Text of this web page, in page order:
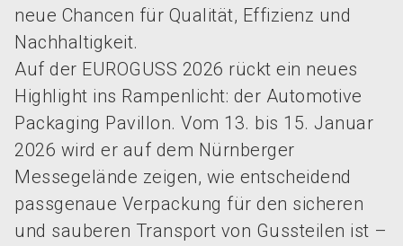
neue Chancen für Qualität, Effizienz und
Nachhaltigkeit.
Auf der EUROGUSS 2026 rückt ein neues
Highlight ins Rampenlicht: der Automotive
Packaging Pavillon. Vom 13. bis 15. Januar
2026 wird er auf dem Nürnberger
Messegelände zeigen, wie entscheidend
passgenaue Verpackung für den sicheren
und sauberen Transport von Gussteilen ist –